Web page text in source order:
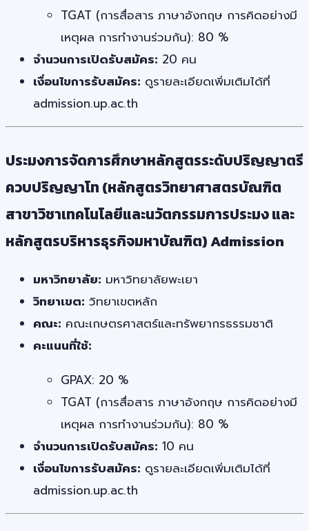
TGAT (การสื่อสาร ภาษาอังกฤษ การคิดอย่างมี
เหตุผล การทำงานร่วมกัน): 80 %
จำนวนการเปิดรับสมัคร: 20 คน
เงื่อนไขการรับสมัคร: ดูรายละเอียดเพิ่มเติมได้ที่
admission.up.ac.th
ประมงการจัดการศึกษาหลักสูตรระดับปริญญาตรี
ควบปริญญาโท (หลักสูตรวิทยาศาสตรบัณฑิต
สาขาวิชาเทคโนโลยีและนวัตกรรมการประมง และ
หลักสูตรบริหารธุรกิจมหาบัณฑิต) Admission
มหาวิทยาลัย: มหาวิทยาลัยพะเยา
วิทยาเขต: วิทยาเขตหลัก
คณะ: คณะเกษตรศาสตร์และทรัพยากรธรรมชาติ
คะแนนที่ใช้:
GPAX: 20 %
TGAT (การสื่อสาร ภาษาอังกฤษ การคิดอย่างมี
เหตุผล การทำงานร่วมกัน): 80 %
จำนวนการเปิดรับสมัคร: 10 คน
เงื่อนไขการรับสมัคร: ดูรายละเอียดเพิ่มเติมได้ที่
admission.up.ac.th